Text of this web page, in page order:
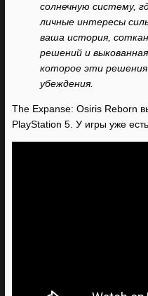
солнечную систему,
личные интересы
ваша история,
решений и
которое эти
убеждения.
The Expanse: Osiris Reborn
PlayStation 5. У игры уже